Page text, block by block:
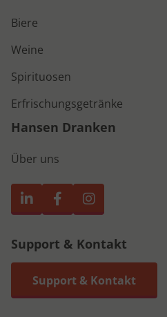
Biere
Weine
Spirituosen
Erfrischungsgetränke
Hansen Dranken
Über uns
Support & Kontakt
Support & Kontakt